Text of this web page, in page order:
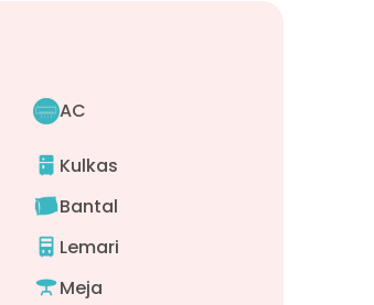
AC
Kulkas
Bantal
Lemari
Meja